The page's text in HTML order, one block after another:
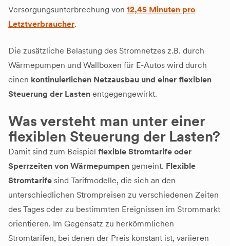
Versorgungsunterbrechung von 12,45 Minuten pro
Letztverbraucher.
Die zusätzliche Belastung des Stromnetzes z.B. durch
Wärmepumpen und Wallboxen für E-Autos wird durch
einen kontinuierlichen Netzausbau und einer flexiblen
Steuerung der Lasten entgegengewirkt.
Was versteht man unter einer
flexiblen Steuerung der Lasten?
Damit sind zum Beispiel flexible Stromtarife oder
Sperrzeiten von Wärmepumpen gemeint. Flexible
Stromtarife sind Tarifmodelle, die sich an den
unterschiedlichen Strompreisen zu verschiedenen Zeiten
des Tages oder zu bestimmten Ereignissen im Strommarkt
orientieren. Im Gegensatz zu herkömmlichen
Stromtarifen, bei denen der Preis konstant ist, variieren